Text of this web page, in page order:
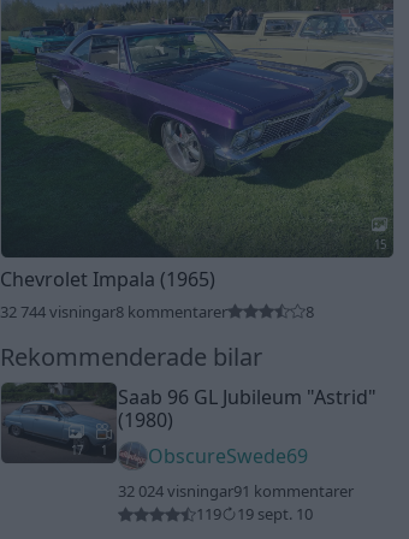
15
Chevrolet Impala (1965)
32 744 visningar8 kommentarer 8
Rekommenderade bilar
17 1
Saab 96 GL Jubileum "Astrid"
(1980)
ObscureSwede69
32 024 visningar91 kommentarer
119
19 sept. 10